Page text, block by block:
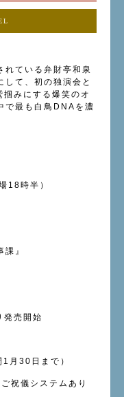
れている弁財亭和泉
して、初の独演会と
掴みにする爆笑のオ
で最も白鳥DNAを濃
18時半）
』
発売開始
月30日まで）
祝儀システムあり